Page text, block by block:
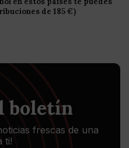
de 185 €)
boletín
frescas de una
ti!